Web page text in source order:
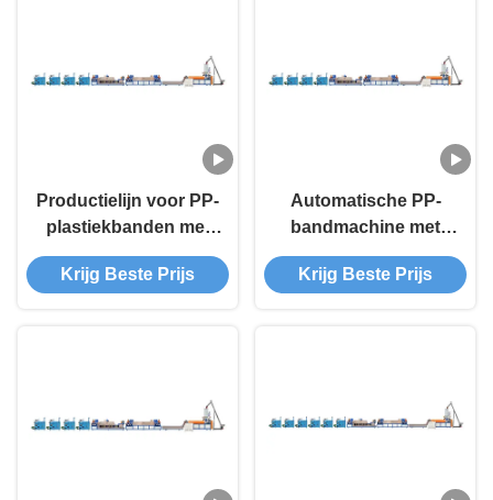
Productielijn voor PP-
plastiekbanden met
een hoge capaciteit
Krijg Beste Prijs
Automatische PP-
bandmachine met
eenvoudige
bediening voor
Krijg Beste Prijs